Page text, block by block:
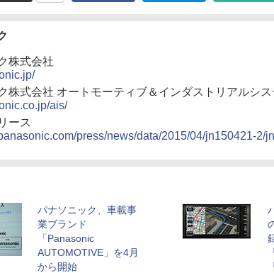
株式会社
株式会社 オートモーティブ＆インダストリアルシ
ais/
ース
press/news/data/2015/04/jn150421-2/
パナソニック、車載事
業ブランド
「Panasonic
AUTOMOTIVE」を4月
から開始